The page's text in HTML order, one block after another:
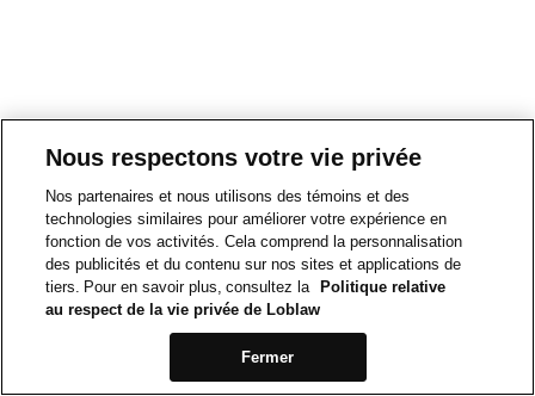
Nous respectons votre vie privée
Nos partenaires et nous utilisons des témoins et des
technologies similaires pour améliorer votre expérience en
fonction de vos activités. Cela comprend la personnalisation
des publicités et du contenu sur nos sites et applications de
tiers. Pour en savoir plus, consultez la
Politique relative
au respect de la vie privée de Loblaw
Fermer